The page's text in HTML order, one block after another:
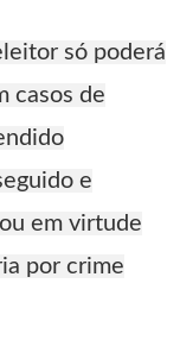
só poderá
casos de
e
em virtude
por crime